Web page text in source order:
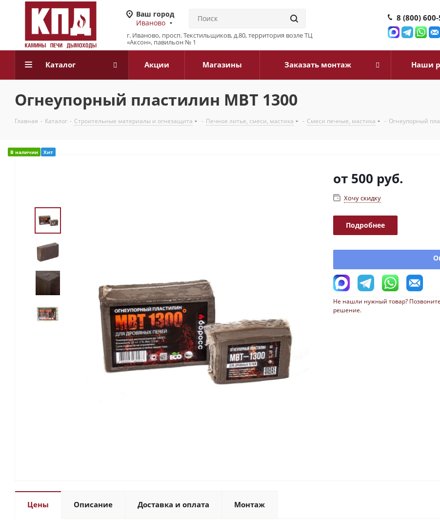
Ваш город
Иваново
г. Иваново, просп. Текстильщиков, д.80, территория возле ТЦ
«Аксон», павильон № 1
8 (800)
Каталог Акции Магазины Заказать монтаж Наши
Огнеупорный пластилин МВТ 1300
Главная - Каталог - Строительные материалы и огнезащита - Печное литье, смеси, мастика - Смеси печные, мастика - Огнеупорный
В наличии Хит
от 500 руб.
Хочу скидку
Подробнее
Не нашли нужный товар?
решение.
Цены Описание Доставка и оплата Монтаж